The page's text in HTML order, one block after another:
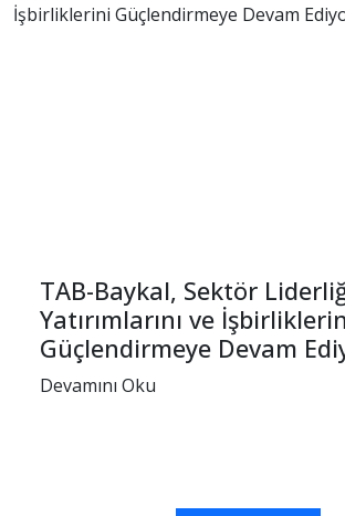
TAB-Baykal, Sektör
Yatırımlarını ve
Güçlendirmeye Devam
Devamını Oku